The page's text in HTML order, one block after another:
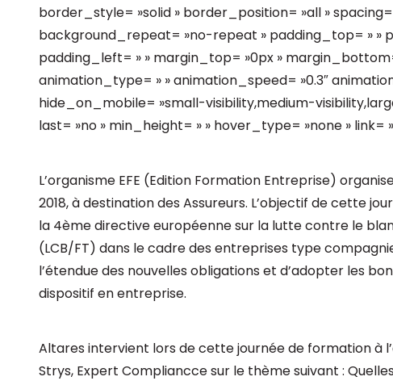
border_style= »solid » border_position= »all »
background_repeat= »no-repeat » padding_top= » »
padding_left= » » margin_top= »0px » margin_bottom=
animation_type= » » animation_speed= »0.3″
hide_on_mobile= »small-visibility,medium-
last= »no » min_height= » » hover_type= »none » link=
L’organisme EFE (Edition Formation Entreprise)
2018, à destination des Assureurs. L’objectif de cette
la 4ème directive européenne sur la lutte contre le
(LCB/FT) dans le cadre des entreprises type
l’étendue des nouvelles obligations et d’adopter les
dispositif en entreprise.
Altares intervient lors de cette journée de formation à
Strys, Expert Compliancce sur le thème suivant :